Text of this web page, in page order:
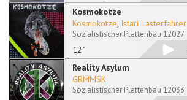
Kosmokotze
12"
Kosmokotze, Istari Lasterfahrer
Sozialistischer Plattenbau 12027
Reality Asylum
GRMMSK
Sozialistischer Plattenbau 12033